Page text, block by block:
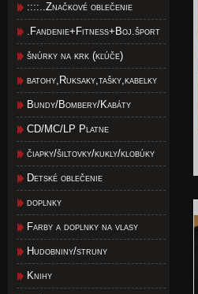
::::..Značkové oblečenie
.Fandenie+Fitness+Boj.šport
šnúrky na krk (kľúče)
batohy,Ruksaky,tašky,kabelky
Bundy/Bombery/Kabáty
CD/MC/LP Platne
čiapky/šiltovky/kukly/klobúky
Detské oblečenie
doplnky
Farby a doplnky na vlasy
Hudobniny/struny
Knihy